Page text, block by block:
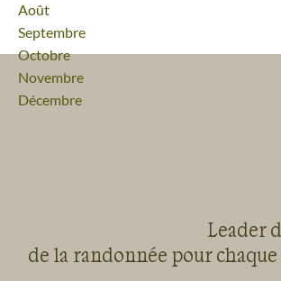
Août
Septembre
Octobre
Novembre
Décembre
Leader
de la randonnée pour